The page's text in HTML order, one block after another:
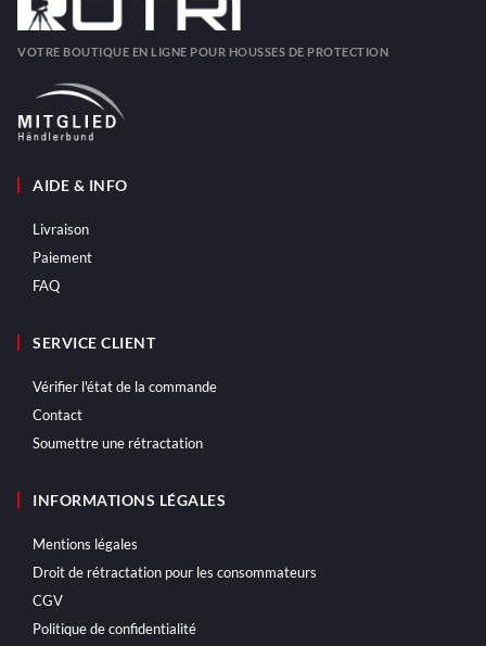
VOTRE BOUTIQUE EN LIGNE POUR HOUSSES DE PROTECTION
AIDE & INFO
Livraison
Paiement
FAQ
SERVICE CLIENT
Vérifier l'état de la commande
Contact
Soumettre une rétractation
INFORMATIONS LÉGALES
Mentions légales
Droit de rétractation pour les consommateurs
CGV
Politique de confidentialité